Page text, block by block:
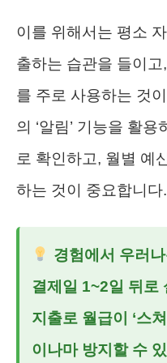
이를 위해서는 평소
출하는 습관을 들이
를 주로 사용하는 것
의 ‘알림’ 기능을 활
로 확인하고, 월별 예
하는 것이 중요합니다.
경험에서 우러
결제일 1~2일 뒤로
지출로 월급이 ‘스
이나마 방지할 수